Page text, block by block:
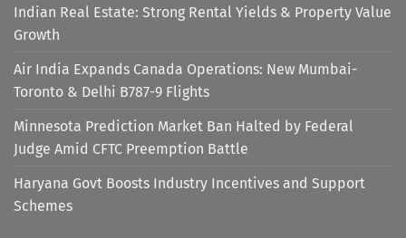
Indian Real Estate: Strong Rental Yields & Property Value
Growth
Air India Expands Canada Operations: New Mumbai-
Toronto & Delhi B787-9 Flights
Minnesota Prediction Market Ban Halted by Federal
Judge Amid CFTC Preemption Battle
Haryana Govt Boosts Industry Incentives and Support
Schemes